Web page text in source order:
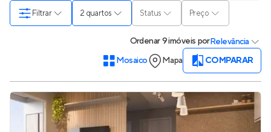
2 quartos Status Preço
Filtrar
Ordenar9 imóveis porRelevância
Mosaico
Mapa COMPARAR